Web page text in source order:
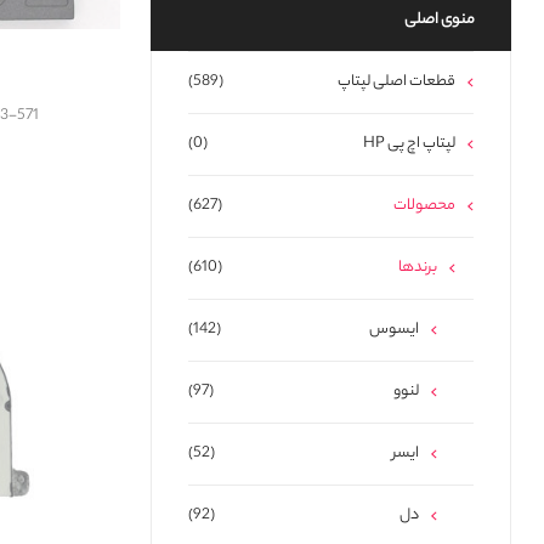
571
منوی اصلی
(589) قطعات اصلی لپتاپ
(0) لپتاپ اچ پی HP
(627) محصولات
(610) برندها
(142) ایسوس
(97) لنوو
(52) ایسر
(92) دل